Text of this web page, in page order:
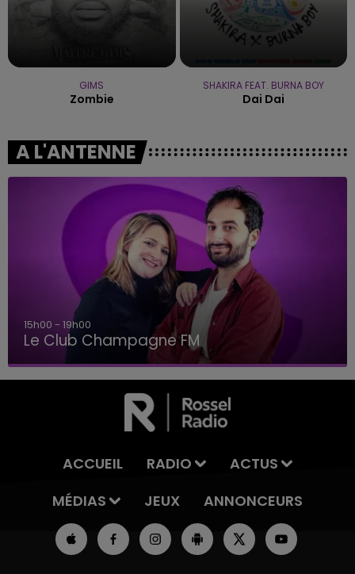
GIMS
Zombie
SHAKIRA FEAT. BURNA BOY
Dai Dai
A L'ANTENNE
15h00 - 19h00
Le Club Champagne FM
ACCUEIL RADIO
ACTUS
MÉDIAS
JEUX ANNONCEURS